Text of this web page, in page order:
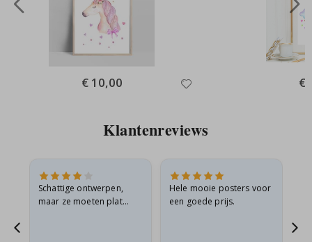
Special
Price
€ 10,00 €
Klantenreviews
Schattige ontwerpen,
maar ze moeten plat
Hele mooie posters voor
een goede prijs.